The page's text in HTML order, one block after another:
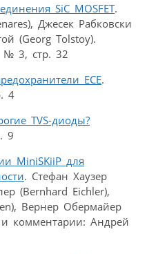
SiC MOSFET.
Джесек Рабковски
(Georg Tolstoy).
№ 3, стр. 32
ECE.
4
TVS-диоды?
9
MiniSKiiP для
. Стефан Хаузер
(Bernhard Eichler),
Вернер Обермайер
комментарии: Андрей